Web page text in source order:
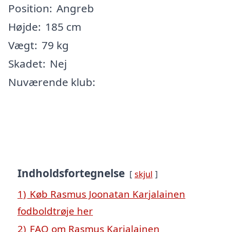
Position: Angreb
Højde: 185 cm
Vægt: 79 kg
Skadet: Nej
Nuværende klub:
Indholdsfortegnelse skjul
1) Køb Rasmus Joonatan Karjalainen
fodboldtrøje her
2) FAQ om Rasmus Karjalainen